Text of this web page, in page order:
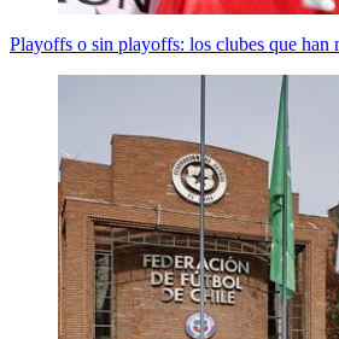
Playoffs o sin playoffs: los clubes que han